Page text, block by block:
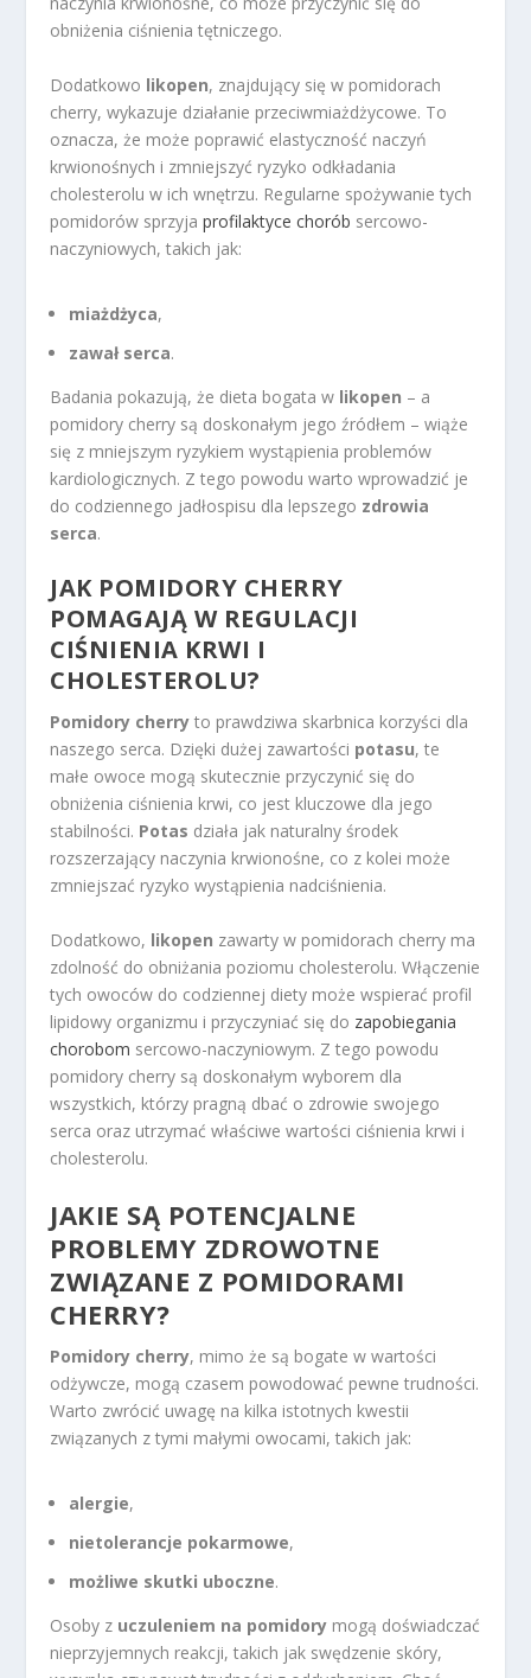
obniżenia ciśnienia tętniczego.
Dodatkowo likopen, znajdujący się w pomidorach
cherry, wykazuje działanie przeciwmiażdżycowe. To
oznacza, że może poprawić elastyczność naczyń
krwionośnych i zmniejszyć ryzyko odkładania
cholesterolu w ich wnętrzu. Regularne spożywanie tych
pomidorów sprzyjaprofilaktyce chorób sercowo-
naczyniowych, takich jak:
miażdżyca,
zawał serca.
Badania pokazują, że dieta bogata w likopen – a
pomidory cherry są doskonałym jego źródłem – wiąże
się z mniejszym ryzykiem wystąpienia problemów
kardiologicznych. Z tego powodu warto wprowadzić je
do codziennego jadłospisu dla lepszego zdrowia
serca.
JAK POMIDORY CHERRY
POMAGAJĄ W REGULACJI
CIŚNIENIA KRWI I
CHOLESTEROLU?
Pomidory cherry to prawdziwa skarbnica korzyści dla
naszego serca. Dzięki dużej zawartości potasu, te
małe owoce mogą skutecznie przyczynić się do
obniżenia ciśnienia krwi, co jest kluczowe dla jego
stabilności. Potas działa jak naturalny środek
rozszerzający naczynia krwionośne, co z kolei może
zmniejszać ryzyko wystąpienia nadciśnienia.
Dodatkowo, likopen zawarty w pomidorach cherry ma
zdolność do obniżania poziomu cholesterolu. Włączenie
tych owoców do codziennej diety może wspierać profil
lipidowy organizmu i przyczyniać się do zapobiegania
chorobom sercowo-naczyniowym. Z tego powodu
pomidory cherry są doskonałym wyborem dla
wszystkich, którzy pragną dbać o zdrowie swojego
serca oraz utrzymać właściwe wartości ciśnienia krwi i
cholesterolu.
JAKIE SĄ POTENCJALNE
PROBLEMY ZDROWOTNE
ZWIĄZANE Z POMIDORAMI
CHERRY?
Pomidory cherry, mimo że są bogate w wartości
odżywcze, mogą czasem powodować pewne trudności.
Warto zwrócić uwagę na kilka istotnych kwestii
związanych z tymi małymi owocami, takich jak:
alergie,
nietolerancje pokarmowe,
możliwe skutki uboczne.
Osoby z uczuleniem na pomidory mogą doświadczać
nieprzyjemnych reakcji, takich jak swędzenie skóry,